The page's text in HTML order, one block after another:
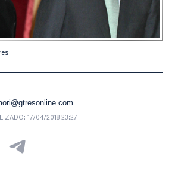
17/04/2018 23:27